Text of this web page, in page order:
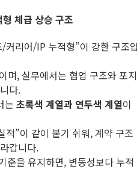
체급 상승 구조
커리어/IP 누적형”이 강한 구조
며, 실무에서는 협업 구조와 포지
다.
는 초록색 계열과 연두색 계열이
적”이 같이 붙기 쉬워, 계약 구조
갑니다.
준을 유지하면, 변동성보다 누적